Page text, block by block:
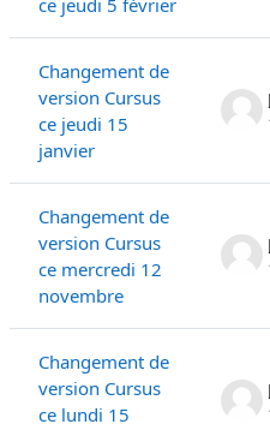
ce jeudi 5 février
Changement de
version Cursus
ce jeudi 15
janvier
Changement de
version Cursus
ce mercredi 12
novembre
Changement de
version Cursus
ce lundi 15